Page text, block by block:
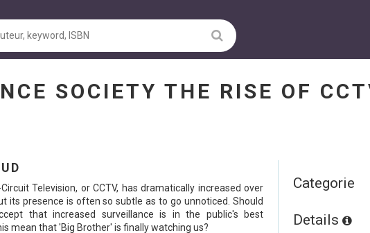
SOCIETY THE RISE OF
Television, or CCTV, has dramatically increased over
its presence is often so subtle as to go unnoticed. Should
that increased surveillance is in the public's best
mean that 'Big Brother' is finally watching us?
Categorie
Details